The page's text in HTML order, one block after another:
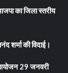
का जिला स्तरीय
शर्मा की विदाई।
29 जनवरी